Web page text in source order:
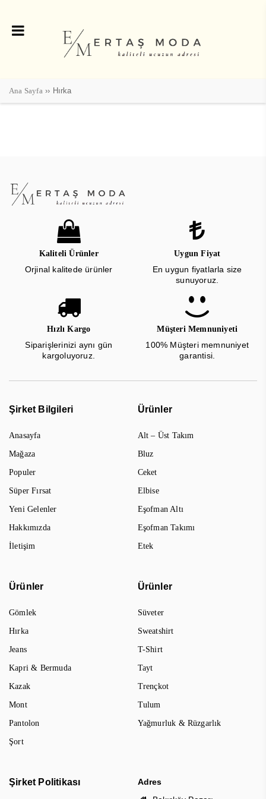
Ana Sayfa ›› Hırka
Kaliteli Ürünler
Orjinal kalitede ürünler
Uygun Fiyat
En uygun fiyatlarla size
sunuyoruz.
Hızlı Kargo
Siparişlerinizi aynı gün
kargoluyoruz.
Müşteri Memnuniyeti
100% Müşteri memnuniyet
garantisi.
Şirket Bilgileri
Anasayfa
Mağaza
Populer
Süper Fırsat
Yeni Gelenler
Hakkımızda
İletişim
Ürünler
Alt – Üst Takım
Bluz
Ceket
Elbise
Eşofman Altı
Eşofman Takımı
Etek
Ürünler
Gömlek
Hırka
Jeans
Kapri & Bermuda
Kazak
Mont
Pantolon
Şort
Ürünler
Süveter
Sweatshirt
T-Shirt
Tayt
Trençkot
Tulum
Yağmurluk & Rüzgarlık
Şirket Politikası
Adres